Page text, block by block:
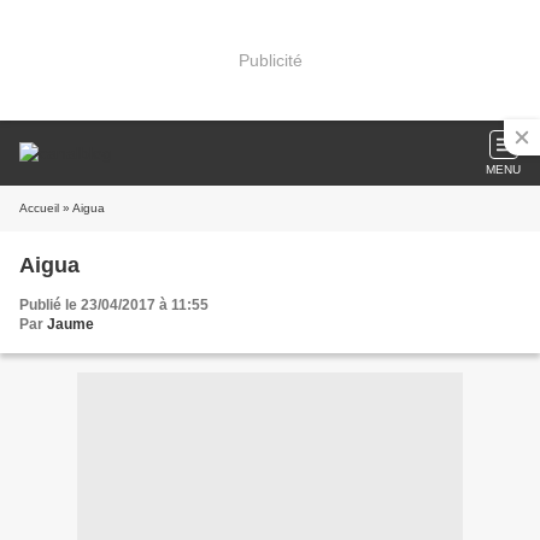
Publicité
MENU
Accueil » Aigua
Aigua
Publié le 23/04/2017 à 11:55
Par Jaume